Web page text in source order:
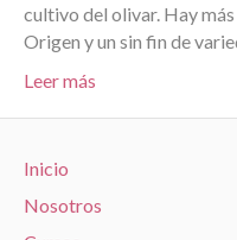
cultivo del olivar. Hay
Origen y un sin fin de
Leer más
Inicio
Nosotros